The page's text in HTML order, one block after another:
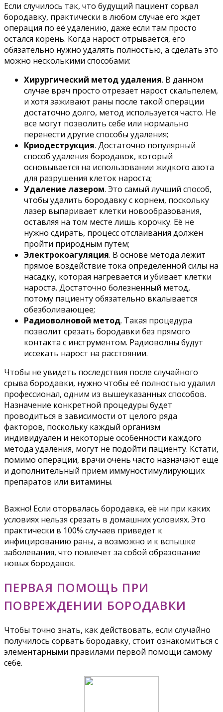
Если случилось так, что будущий пациент сорвал
бородавку, практически в любом случае его ждет
операция по её удалению, даже если там просто
остался корень. Когда нарост отрывается, его
обязательно нужно удалять полностью, а сделать это
можно несколькими способами:
Хирургический метод удаления. В данном
случае врач просто отрезает нарост скальпелем,
и хотя заживают раны после такой операции
достаточно долго, метод используется часто. Не
все могут позволить себе или нормально
перенести другие способы удаления;
Криодеструкция. Достаточно популярный
способ удаления бородавок, который
основывается на использовании жидкого азота
для разрушения клеток нароста;
Удаление лазером. Это самый лучший способ,
чтобы удалить бородавку с корнем, поскольку
лазер выпаривает клетки новообразования,
оставляя на том месте лишь корочку. Её не
нужно сдирать, процесс отслаивания должен
пройти природным путем;
Электрокоагуляция. В основе метода лежит
прямое воздействие тока определенной силы на
насадку, которая нагревается и убивает клетки
нароста. Достаточно болезненный метод,
потому пациенту обязательно вкалывается
обезболивающее;
Радиоволновой метод. Такая процедура
позволит срезать бородавки без прямого
контакта с инструментом. Радиоволны будут
иссекать нарост на расстоянии.
Чтобы не увидеть последствия после случайного
срыва бородавки, нужно чтобы её полностью удалил
профессионал, одним из вышеуказанных способов.
Назначение конкретной процедуры будет
проводиться в зависимости от целого ряда
факторов, поскольку каждый организм
индивидуален и некоторые особенности каждого
метода удаления, могут не подойти пациенту. Кстати,
помимо операции, врачи очень часто назначают еще
и дополнительный прием иммуностимулирующих
препаратов или витамины.
Важно! Если оторвалась бородавка, её ни при каких
условиях нельзя срезать в домашних условиях. Это
практически в 100% случаев приведет к
инфицированию раны, а возможно и к вспышке
заболевания, что повлечет за собой образование
новых бородавок.
ПЕРВАЯ ПОМОЩЬ ПРИ
ПОВРЕЖДЕНИИ БОРОДАВКИ
Чтобы точно знать, как действовать, если случайно
получилось сорвать бородавку, стоит ознакомиться с
элементарными правилами первой помощи самому
себе.